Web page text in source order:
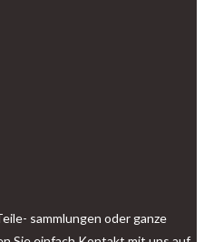
sammlungen oder ganze